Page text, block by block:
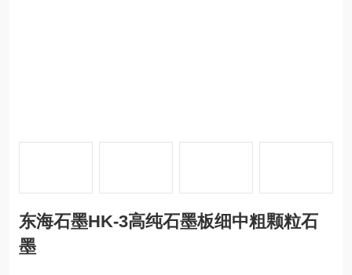
东海石墨HK-3高纯石墨板细中粗颗粒石
墨